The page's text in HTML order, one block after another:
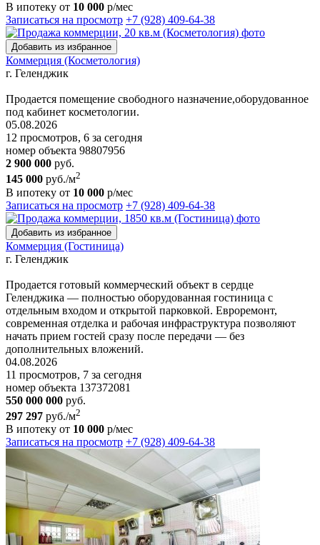
В ипотеку от 10 000 р/мес
Записаться на просмотр +7 (928) 409-64-38
Добавить из избранное
Коммерция (Косметология)
г. Геленджик
Продается помещение свободного назначение,оборудованное
под кабинет косметологии.
05.08.2026
12 просмотров, 6 за сегодня
номер объекта 98807956
2 900 000 руб.
145 000 руб./м2
В ипотеку от 10 000 р/мес
Записаться на просмотр +7 (928) 409-64-38
Добавить из избранное
Коммерция (Гостиница)
г. Геленджик
Продается готовый коммерческий объект в сердце
Геленджика — полностью оборудованная гостиница с
отдельным входом и открытой парковкой. Евроремонт,
современная отделка и рабочая инфраструктура позволяют
начать прием гостей сразу после передачи — без
дополнительных вложений.
04.08.2026
11 просмотров, 7 за сегодня
номер объекта 137372081
550 000 000 руб.
297 297 руб./м2
В ипотеку от 10 000 р/мес
Записаться на просмотр +7 (928) 409-64-38